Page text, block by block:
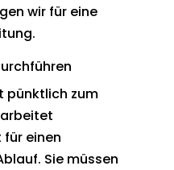
wir für eine
pünktlich zum
einen
Sie müssen